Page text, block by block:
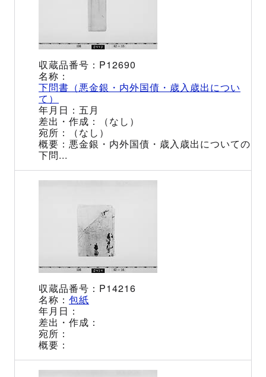
P12690
下問書（悪金銀・内外国債・歳入歳出につい
て）
五月
（なし）
（なし）
悪金銀・内外国債・歳入歳出についての
下問...
P14216
包紙